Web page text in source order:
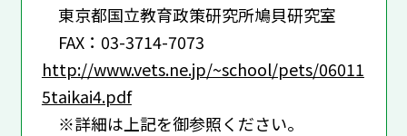
東京都国立教育政策研究所鳩貝研究室
FAX：03-3714-7073
http://www.vets.ne.jp/~school/pets/06011
5taikai4.pdf
※詳細は上記を御参照ください。